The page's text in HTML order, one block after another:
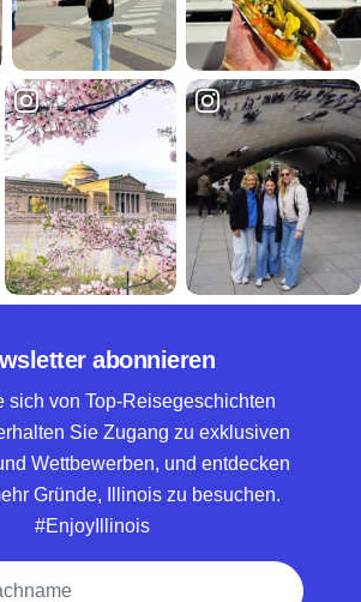
abonnieren
sich von Top-Reisegeschichten
Sie Zugang zu exklusiven
Wettbewerben, und entdecken
Gründe, Illinois zu besuchen.
#EnjoyIllinois